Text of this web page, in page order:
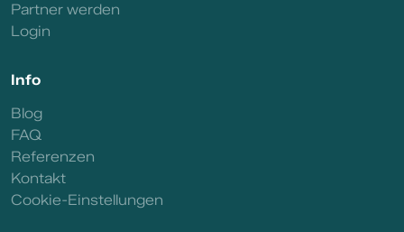
Partner werden
Login
Info
Blog
FAQ
Referenzen
Kontakt
Cookie-Einstellungen